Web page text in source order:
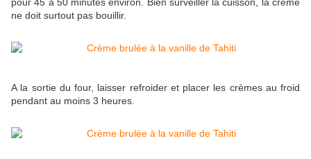
ne doit surtout pas bouillir.
A la sortie du four, laisser refroider et placer les crèmes au froid
pendant au moins 3 heures.